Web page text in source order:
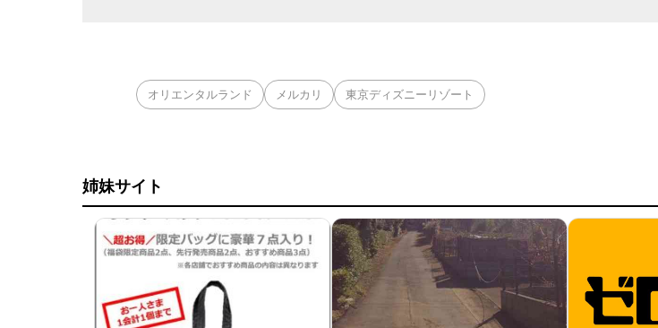
オリエンタルランド メルカリ 東京ディズニーリゾート
姉妹サイト